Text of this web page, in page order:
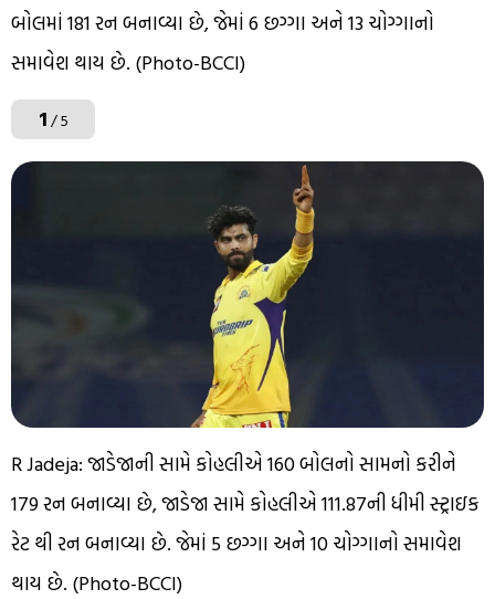
બોલમાં 181 રન બનાવ્યા છે, જેમાં 6 છગ્ગા અને 13 ચોગ્ગાનો
સમાવેશ થાય છે. (Photo-BCCI)
1/ 5
R Jadeja: જાડેજાની સામે કોહલીએ 160 બોલનો સામનો કરીને
179 રન બનાવ્યા છે, જાડેજા સામે કોહલીએ 111.87ની ધીમી સ્ટ્રાઇક
રેટ થી રન બનાવ્યા છે. જેમાં 5 છગ્ગા અને 10 ચોગ્ગાનો સમાવેશ
થાય છે. (Photo-BCCI)